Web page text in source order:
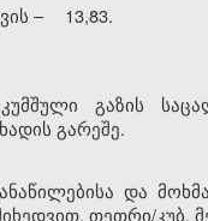
–
13,83.
გაზის
გარეშე.
და
თეთრი/კუბ.